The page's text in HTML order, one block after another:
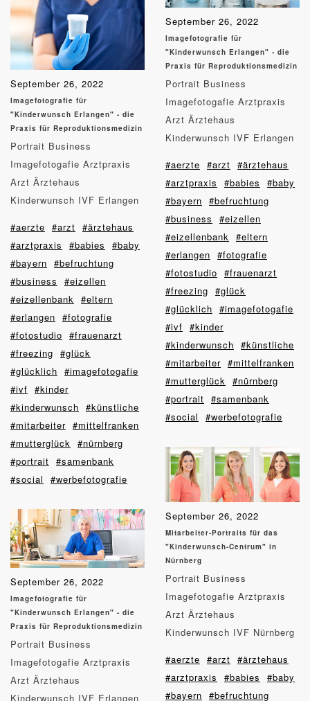
September 26, 2022
Imagefotografie für
"Kinderwunsch Erlangen" - die
Praxis für Reproduktionsmedizin
Portrait Business
Imagefotogafie Arztpraxis
Arzt Ärztehaus
Kinderwunsch IVF Erlangen
#aerzte #arzt #ärztehaus
#arztpraxis
#babies
#baby
#bayern #befruchtung
#business
#eizellen
#eizellenbank #eltern
#erlangen #fotografie
#fotostudio #frauenarzt
#freezing #glück
#glücklich #imagefotogafie
#ivf #kinder
#kinderwunsch #künstliche
#mitarbeiter #mittelfranken
#mutterglück #nürnberg
#portrait #samenbank
#social
#werbefotografie
September 26, 2022
Imagefotografie für
"Kinderwunsch Erlangen" - die
Praxis für Reproduktionsmedizin
Portrait Business
Imagefotogafie Arztpraxis
Arzt Ärztehaus
Kinderwunsch IVF Erlangen
September 26, 2022
Imagefotografie für
"Kinderwunsch Erlangen" - die
Praxis für Reproduktionsmedizin
Portrait Business
Imagefotogafie Arztpraxis
Arzt Ärztehaus
Kinderwunsch IVF Erlangen
#aerzte #arzt #ärztehaus
#arztpraxis
#babies
#baby
#bayern #befruchtung
#business
#eizellen
#eizellenbank #eltern
#erlangen #fotografie
#fotostudio #frauenarzt
#freezing #glück
#glücklich #imagefotogafie
#ivf #kinder
#kinderwunsch #künstliche
#mitarbeiter #mittelfranken
#mutterglück #nürnberg
#portrait #samenbank
#social
#werbefotografie
September 26, 2022
Mitarbeiter-Portraits für das
"Kinderwunsch-Centrum" in
Nürnberg
Portrait Business
Imagefotogafie Arztpraxis
Arzt Ärztehaus
Kinderwunsch IVF Nürnberg
#aerzte #arzt #ärztehaus
#arztpraxis
#babies
#baby
#bayern #befruchtung